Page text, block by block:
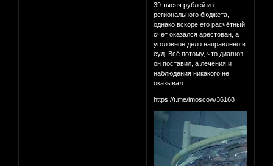
39 тысяч рублей из
регионального бюджета,
однако вскоре его расчётный
счёт оказался арестован, а
уголовное дело направлено в
суд. Всё потому, что диагноз
он поставил, а лечения и
наблюдения никакого не
оказывал.
https://t.me/imoscow/36168